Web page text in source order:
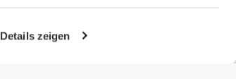
Details zeigen